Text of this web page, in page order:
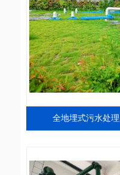
全地埋式污水处